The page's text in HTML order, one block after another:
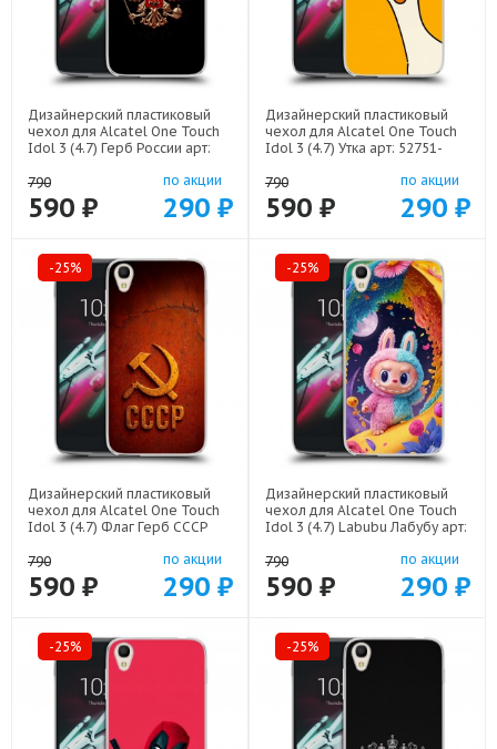
Дизайнерский пластиковый
чехол для Alcatel One Touch
Idol 3 (4.7) Герб России арт:
790
590 ₽
по акции
290 ₽
Дизайнерский пластиковый
чехол для Alcatel One Touch
Idol 3 (4.7) Утка арт: 52751-
790
590 ₽
по акции
290 ₽
-25%
Дизайнерский пластиковый
чехол для Alcatel One Touch
Idol 3 (4.7) Флаг Герб СССР
790
590 ₽
по акции
290 ₽
-25%
Дизайнерский пластиковый
чехол для Alcatel One Touch
Idol 3 (4.7) Labubu Лабубу арт:
790
590 ₽
по акции
290 ₽
-25% -25%